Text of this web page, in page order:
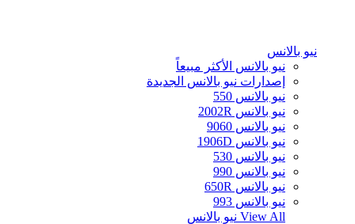
نيو بالانس
نيو بالانس الأكثر مبيعاً
إصدارات نيو بالانس الجديدة
نيو بالانس 550
نيو بالانس 2002R
نيو بالانس 9060
نيو بالانس 1906D
نيو بالانس 530
نيو بالانس 990
نيو بالانس 650R
نيو بالانس 993
View All نيو بالانس